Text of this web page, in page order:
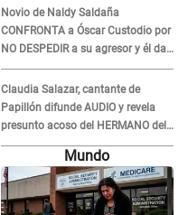
tranquila"
Novio de Naldy Saldaña
CONFRONTA a Óscar Custodio por
NO DESPEDIR a su agresor y él da
INDIGNANTE respuesta: "Nadie me
dice qué hacer"
Claudia Salazar, cantante de
Papillón difunde AUDIO y revela
presunto acoso del HERMANO del
director musical de La Bella Luz:
"Me quedé asustada, en shock"
Mundo